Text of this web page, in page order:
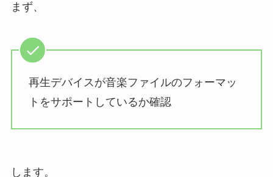
まず、
再生デバイスが音楽ファイルのフォーマッ
トをサポートしているか確認
します。